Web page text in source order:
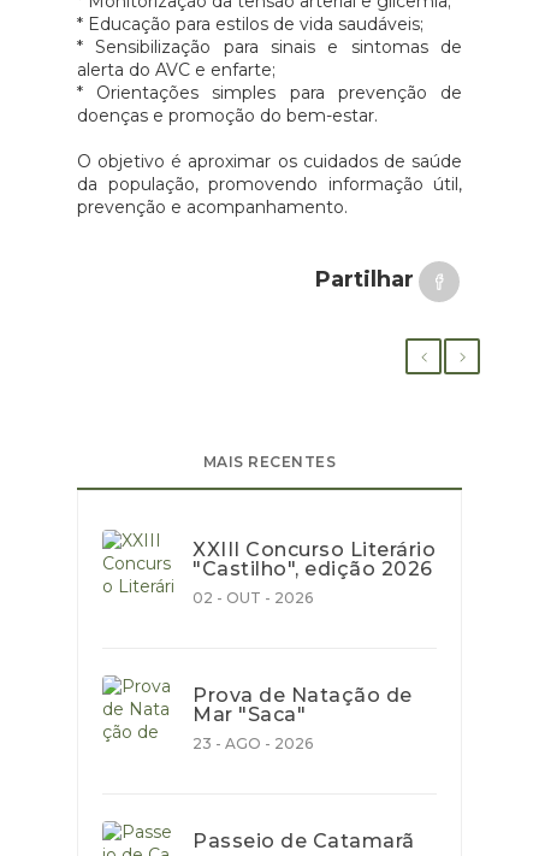
* Educação para estilos de vida saudáveis;
* Sensibilização para sinais e sintomas de
alerta do AVC e enfarte;
* Orientações simples para prevenção de
doenças e promoção do bem-estar.
O objetivo é aproximar os cuidados de saúde
da população, promovendo informação útil,
prevenção e acompanhamento.
Partilhar
MAIS RECENTES
XXIII Concurso Literário
"Castilho", edição 2026
02 - OUT - 2026
Prova de Natação de
Mar "Saca"
23 - AGO - 2026
Passeio de Catamarã